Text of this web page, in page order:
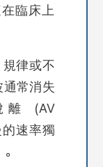
臨床上
律或不
通常消失
離 (AV
速率獨